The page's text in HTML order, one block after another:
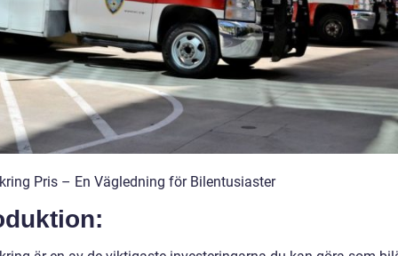
Pris – En Vägledning för Bilentusiaster